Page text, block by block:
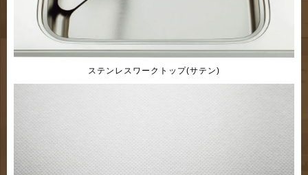
ステンレスワークトップ(サテン)